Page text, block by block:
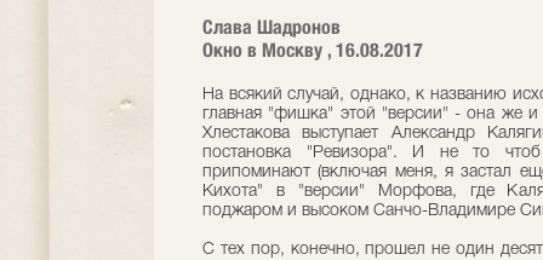
Слава Шадронов
Окно в Москву , 16.08.2017
На всякий случай, однако, к названию
главная "фишка" этой "версии" - она же
Хлестакова выступает Александр
постановка "Ревизора". И не то
припоминают (включая меня, я застал
Кихота" в "версии" Морфова, где
поджаром и высоком Санчо-Владимире
С тех пор, конечно, прошел не один